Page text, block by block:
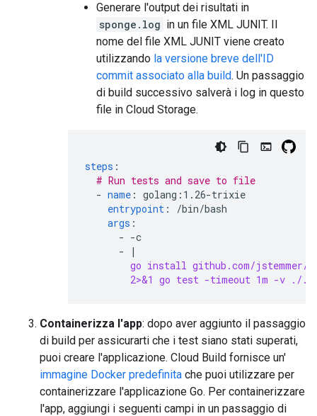
Generare l'output dei risultati in
sponge.log in un file XML JUNIT. Il
nome del file XML JUNIT viene creato
utilizzando la versione breve dell'ID
commit associato alla build. Un passaggio
di build successivo salverà i log in questo
file in Cloud Storage.
steps :
# Run tests and save to file
- name : golang:1.26-trixie
entrypoint :
/bin/bash
args :
- -c
-
|
go install github.com/jstemmer/
2>&1 go test -timeout 1m -v ./
Containerizza l'app: dopo aver aggiunto il passaggio
di build per assicurarti che i test siano stati superati,
puoi creare l'applicazione. Cloud Build fornisce un'
immagine Docker predefinita che puoi utilizzare per
containerizzare l'applicazione Go. Per containerizzare
l'app, aggiungi i seguenti campi in un passaggio di